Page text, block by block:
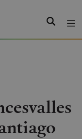
Search